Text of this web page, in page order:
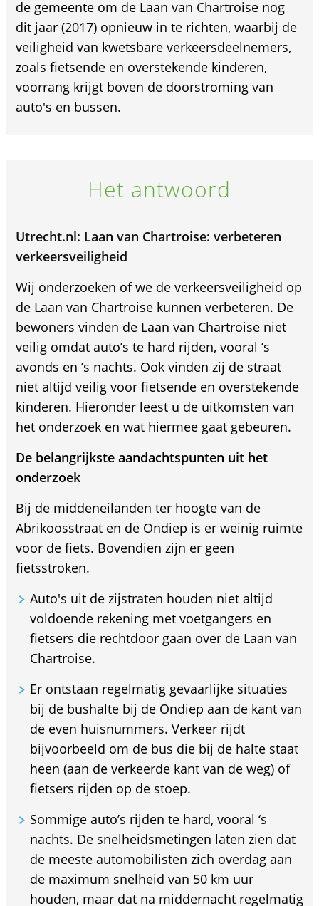
de gemeente om de Laan van Chartroise nog
dit jaar (2017) opnieuw in te richten, waarbij de
veiligheid van kwetsbare verkeersdeelnemers,
zoals fietsende en overstekende kinderen,
voorrang krijgt boven de doorstroming van
auto's en bussen.
Het antwoord
Utrecht.nl: Laan van Chartroise: verbeteren
verkeersveiligheid
Wij onderzoeken of we de verkeersveiligheid op
de Laan van Chartroise kunnen verbeteren. De
bewoners vinden de Laan van Chartroise niet
veilig omdat auto’s te hard rijden, vooral ’s
avonds en ’s nachts. Ook vinden zij de straat
niet altijd veilig voor fietsende en overstekende
kinderen. Hieronder leest u de uitkomsten van
het onderzoek en wat hiermee gaat gebeuren.
De belangrijkste aandachtspunten uit het
onderzoek
Bij de middeneilanden ter hoogte van de
Abrikoosstraat en de Ondiep is er weinig ruimte
voor de fiets. Bovendien zijn er geen
fietsstroken.
Auto's uit de zijstraten houden niet altijd
voldoende rekening met voetgangers en
fietsers die rechtdoor gaan over de Laan van
Chartroise.
Er ontstaan regelmatig gevaarlijke situaties
bij de bushalte bij de Ondiep aan de kant van
de even huisnummers. Verkeer rijdt
bijvoorbeeld om de bus die bij de halte staat
heen (aan de verkeerde kant van de weg) of
fietsers rijden op de stoep.
Sommige auto’s rijden te hard, vooral ‘s
nachts. De snelheidsmetingen laten zien dat
de meeste automobilisten zich overdag aan
de maximum snelheid van 50 km uur
houden, maar dat na middernacht regelmatig